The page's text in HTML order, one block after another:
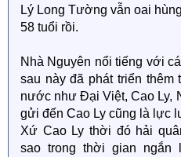
Lý Long Tường vẫn oai
58 tuổi rồi.
Nhà Nguyên nổi tiếng với
sau này đã phát triển thêm
nước như Đại Việt, Cao Ly,
gửi đến Cao Ly cũng là lực
Xứ Cao Ly thời đó hải
sao trong thời gian ngắn